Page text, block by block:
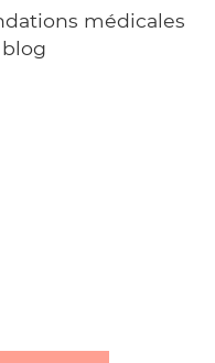
médicales